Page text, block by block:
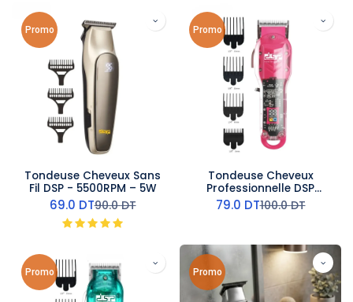
Promo
Tondeuse Cheveux Sans
Fil DSP - 5500RPM – 5W
69.0 DT90.0DT
Promo
Tondeuse Cheveux
Professionnelle DSP
6500RPM - 5W - Rose
79.0 DT100.0DT
Promo Promo